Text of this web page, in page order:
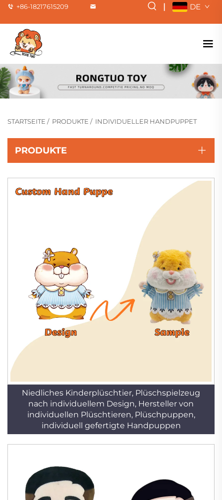
+86-18217615209 | DE
STARTSEITE / PRODUKTE / INDIVIDUELLER HANDPUPPET
PRODUKTE
Niedliches Kinderplüschtier, Plüschspielzeug
nach individuellem Design, Hersteller von
individuellen Plüschtieren, Plüschpuppen,
individuell gefertigte Handpuppen